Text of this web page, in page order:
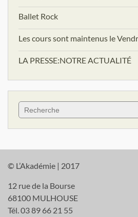
Ballet Rock
Les cours sont maintenus le
LA PRESSE:NOTRE ACTUALITÉ
Search
for:
© L’Akadémie | 2017
12 rue de la Bourse
68100 MULHOUSE
Tél. 03 89 66 21 55